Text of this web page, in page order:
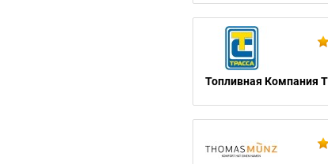
Топливная Компания